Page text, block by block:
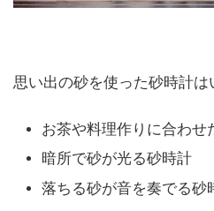
思い出の砂を使った砂時計は
お茶や料理作りに合わせ
暗所で砂が光る砂時計
落ちる砂が音を奏でる砂